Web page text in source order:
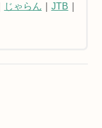
じゃらん JTB